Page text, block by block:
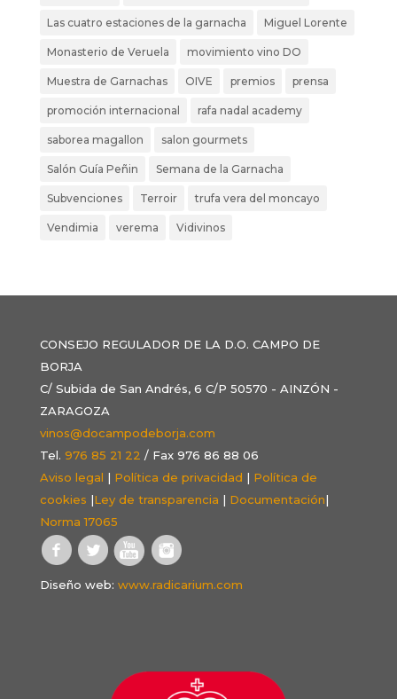
Las cuatro estaciones de la garnacha Miguel Lorente
Monasterio de Veruela movimiento vino DO
Muestra de Garnachas OIVE premios prensa
promoción internacional rafa nadal academy
saborea magallon salon gourmets
Salón Guía Peñin Semana de la Garnacha
Subvenciones Terroir trufa vera del moncayo
Vendimia verema Vidivinos
CONSEJO REGULADOR DE LA D.O. CAMPO DE
BORJA
C/ Subida de San Andrés, 6 C/P 50570 - AINZÓN -
ZARAGOZA
vinos@docampodeborja.com
Tel. 976 85 21 22 / Fax 976 86 88 06
Aviso legal | Política de privacidad | Política de
cookies |Ley de transparencia | Documentación|
Norma 17065
Diseño web: www.radicarium.com